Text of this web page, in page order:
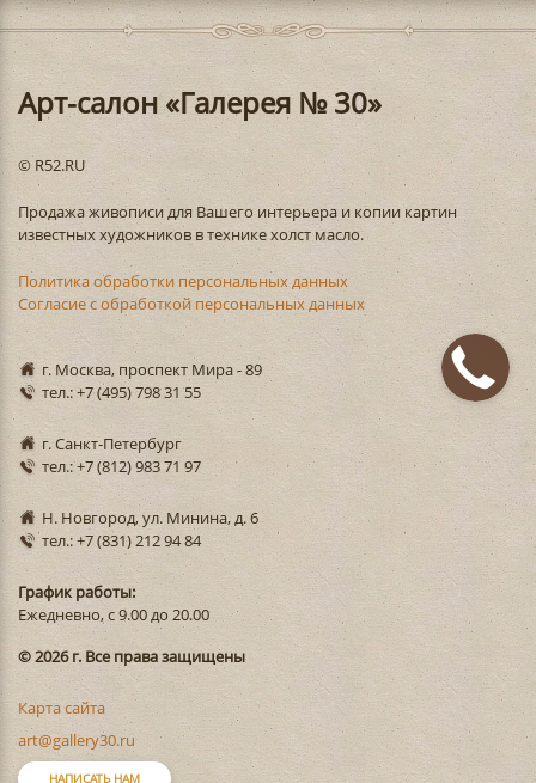
Арт-салон «Галерея № 30»
© R52.RU
Продажа живописи для Вашего интерьера и копии картин
известных художников в технике холст масло.
Политика обработки персональных данных
Согласие с обработкой персональных данных
г. Москва, проспект Мира - 89
тел.: +7 (495) 798 31 55
г. Санкт-Петербург
тел.: +7 (812) 983 71 97
Н. Новгород, ул. Минина, д. 6
тел.: +7 (831) 212 94 84
График работы:
Ежедневно, с 9.00 до 20.00
© 2026 г. Все права защищены
Карта сайта
art@gallery30.ru
НАПИСАТЬ НАМ